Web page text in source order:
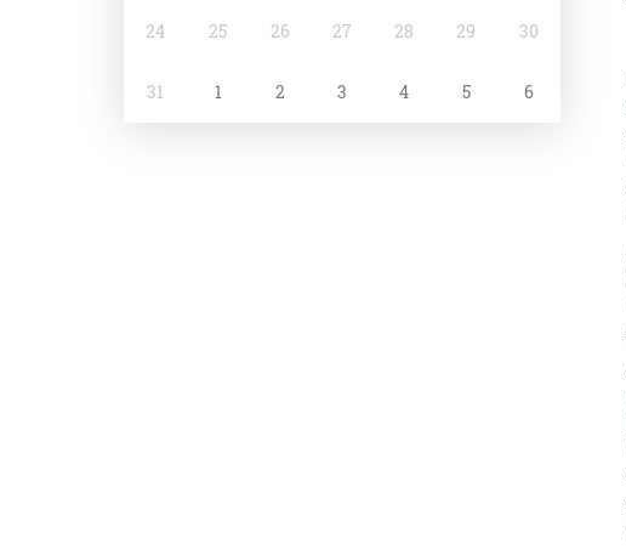
24 25 26 27 28 29 30
31 1 2 3 4 5 6